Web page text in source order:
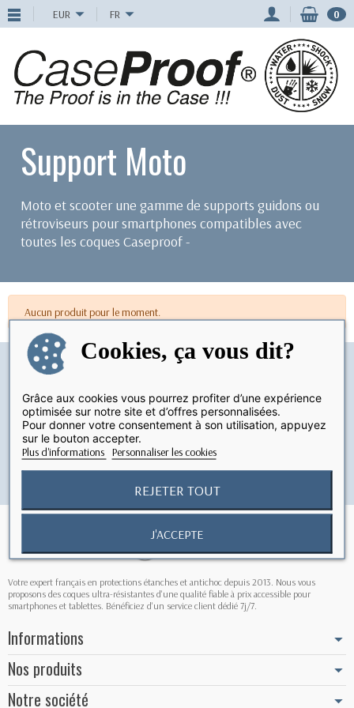
EUR FR 0
Support Moto
Moto et scooter une gamme de supports guidons ou
rétroviseurs pour smartphones compatibles avec
toutes les coques Caseproof -
Aucun produit pour le moment.
Livraison
En France à partir de 5,90 €
Paiement sécurisé
Paiement en ligne 100% sécurisé
Retours faciles
Retours possibles pendant 15 jours
Service client
Du lundi au vendredi de 9h à 17h
Votre expert français en protections étanches et antichoc depuis 2013. Nous vous
proposons des coques ultra-résistantes d'une qualité fiable à prix accessible pour
smartphones et tablettes. Bénéficiez d'un service client dédié 7j/7.
Informations
Nos produits
Notre société
Cookies, ça vous dit?
Grâce aux cookies vous pourrez profiter d’une expérience
optimisée sur notre site et d’offres personnalisées.
Pour donner votre consentement à son utilisation, appuyez
sur le bouton accepter.
Plus d'informations Personnaliser les cookies
REJETER TOUT
J'ACCEPTE